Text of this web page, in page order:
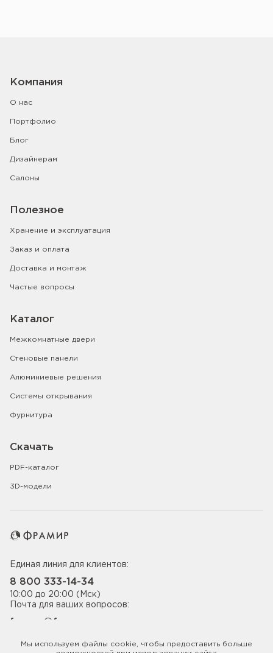
Компания
О нас
Портфолио
Блог
Дизайнерам
Салоны
Полезное
Хранение и эксплуатация
Заказ и оплата
Доставка и монтаж
Частые вопросы
Каталог
Межкомнатные двери
Стеновые панели
Алюминиевые решения
Системы открывания
Фурнитура
Скачать
PDF-каталог
3D-модели
Единая линия для клиентов:
8 800 333-14-34
10:00 до 20:00 (Мск)
Почта для ваших вопросов:
framyr@framyr.ru